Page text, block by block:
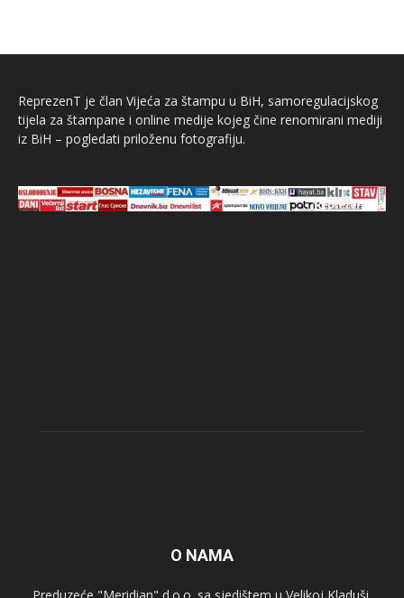
ReprezenT je član Vijeća za štampu u BiH, samoregulacijskog
tijela za štampane i online medije kojeg čine renomirani mediji
iz BiH – pogledati priloženu fotografiju.
O NAMA